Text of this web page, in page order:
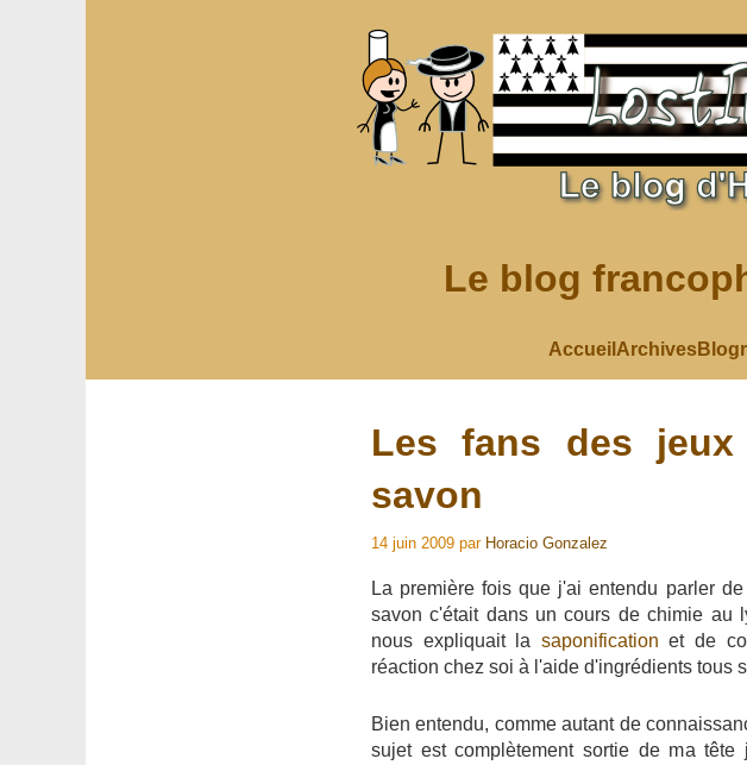
Le blog
Accueil Archives
Les fans des
savon
14 juin 2009 par Horacio Gonzalez
La première fois que j'ai entendu parler
savon c'était dans un cours de chimie au
nous expliquait la saponification et de
réaction chez soi à l'aide d'ingrédients tous
Bien entendu, comme autant de
sujet est complètement sortie de ma tête